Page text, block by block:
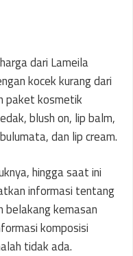
dari Lameila
kocek kurang dari
paket kosmetik
blush on, lip balm,
dan lip cream.
hingga saat ini
informasi tentang
belakang kemasan
komposisi
tidak ada.